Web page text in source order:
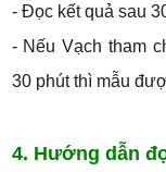
- Đọc kết quả sau
- Nếu Vạch tham
30 phút thì mẫu
4. Hướng dẫn